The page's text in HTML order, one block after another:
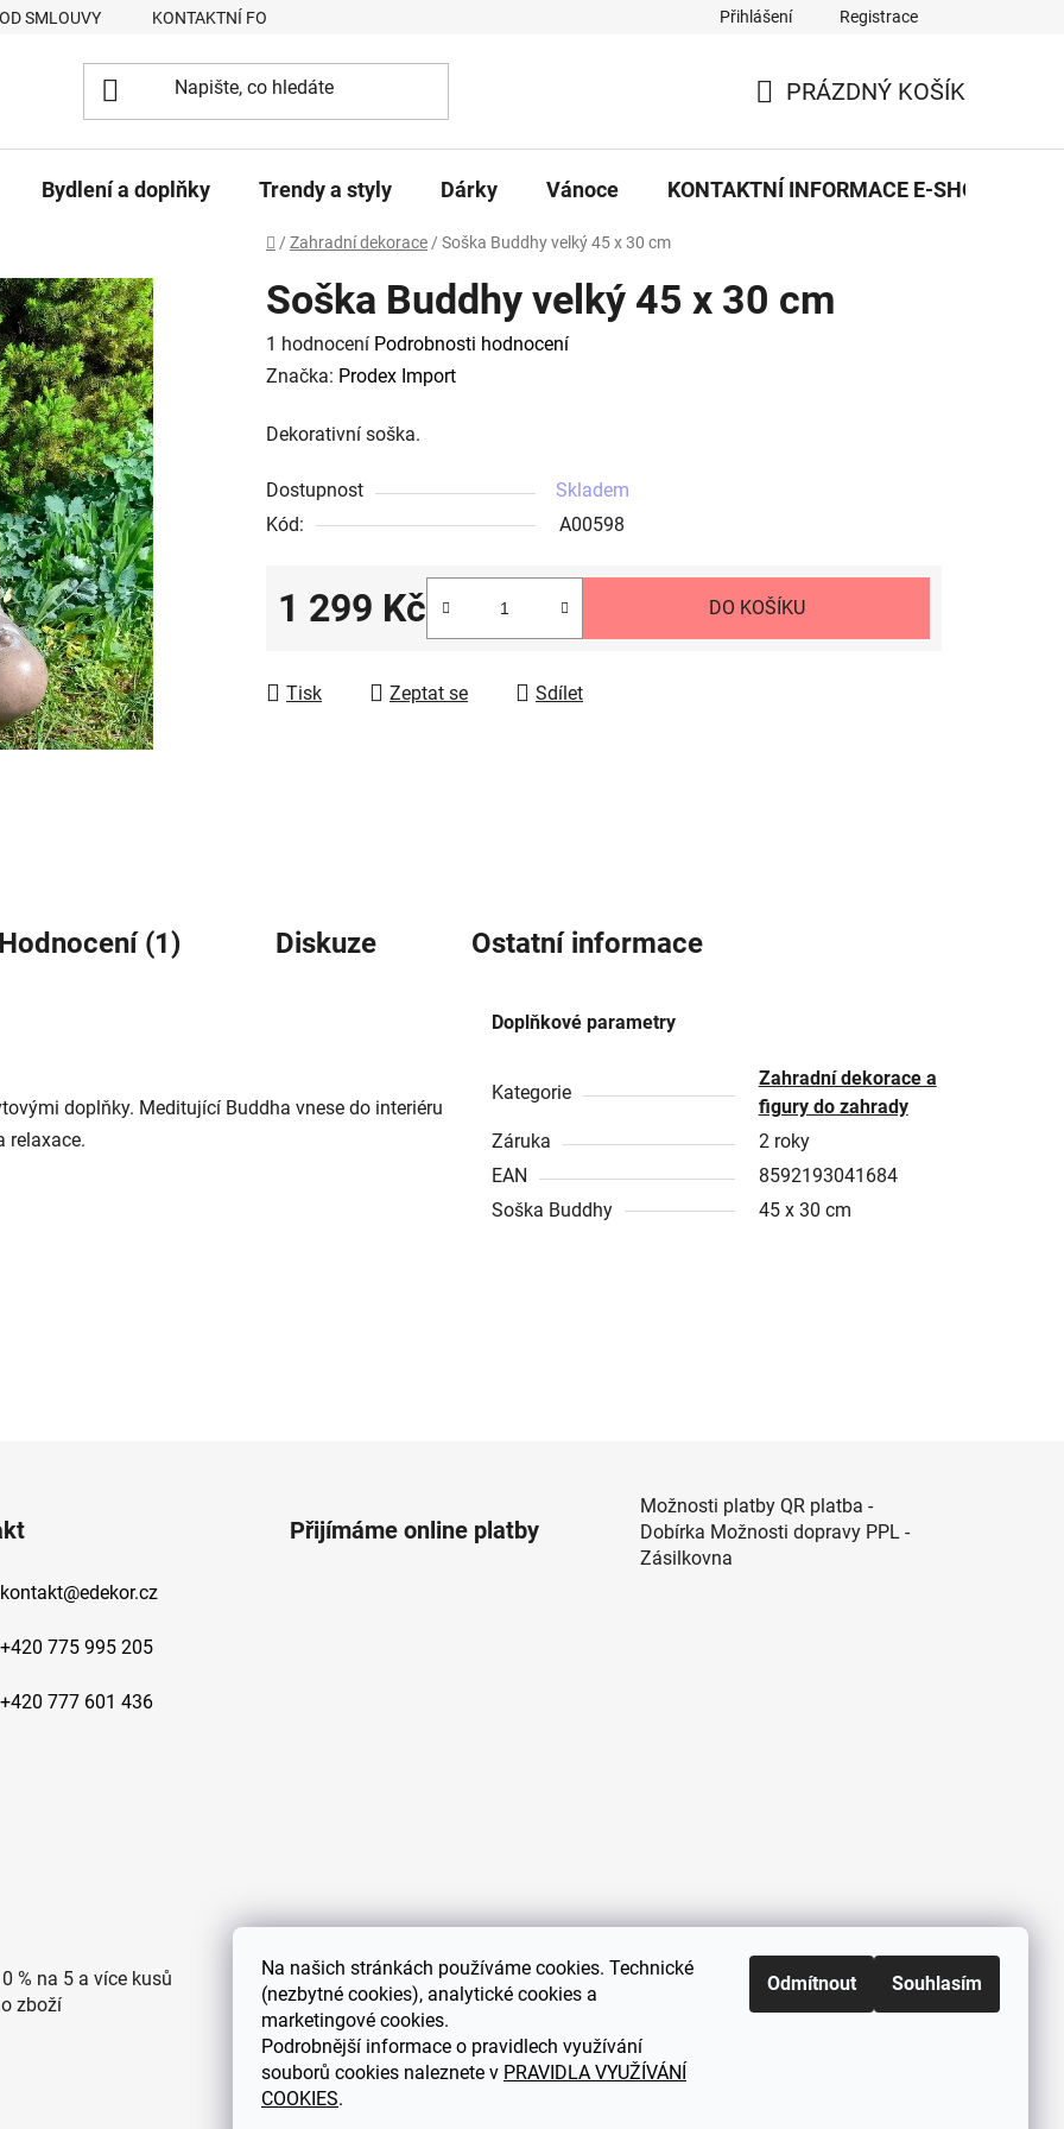
Na našich stránkách používáme cookies. Technické
(nezbytné cookies), analytické cookies a
marketingové cookies.
Podrobnější informace o pravidlech využívání
souborů cookies naleznete v PRAVIDLA VYUŽÍVÁNÍ
COOKIES.
Odmítnout Souhlasím
SMLOUVY KONTAKTNÍ FORMULÁŘ eDekor PROVOZOVNA OBCHODNÍ PODMÍNKY
Přihlášení Registrace
KOŠÍK
PRÁZDNÝ KOŠÍK
Bydlení a doplňky Trendy a styly Dárky Vánoce KONTAKTNÍ INFORMACE E-SHOPU
Domů
/ Zahradní dekorace / Soška Buddhy velký 45 x 30 cm
Soška Buddhy velký 45 x 30 cm
Průměrné
hodnocení
je
z
5
1 hodnocení Podrobnosti hodnocení
Značka: Prodex Import
Dekorativní soška.
Dostupnost
Skladem
Kód:
A00598
1 299 Kč DO KOŠÍKU
Tisk Zeptat se Sdílet
Hodnocení (1) Diskuze Ostatní informace
doplňky. Meditující Buddha vnese do interiéru
relaxace.
Doplňkové parametry
Kategorie
Zahradní dekorace a
figury do zahrady
Záruka
2 roky
EAN
8592193041684
Soška Buddhy
45 x 30 cm
kontakt@edekor.cz
+420 775 995 205
+420 777 601 436
Přijímáme online platby
Možnosti platby QR platba -
Dobírka Možnosti dopravy PPL -
Zásilkovna
% na 5 a více kusů
zboží
Doprava po ČR zdarma pro
objednávky nad 2500 Kč
Zákaznická podpora každý všední
den od 9.00 do 18.00 hodin